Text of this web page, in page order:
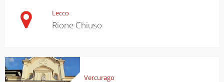
Lecco
Rione Chiuso
Vercurago